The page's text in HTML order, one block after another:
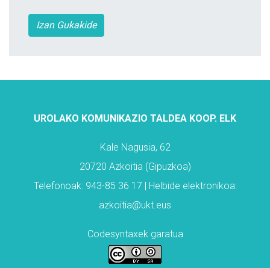
Izan Gukakide
UROLAKO KOMUNIKAZIO TALDEA KOOP. ELK
Kale Nagusia, 62
20720 Azkoitia (Gipuzkoa)
Telefonoak: 943-85 36 17 | Helbide elektronikoa:
azkoitia@ukt.eus
Codesyntaxek garatua